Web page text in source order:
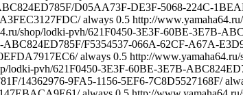
D05AA73F-DE3F-5068-224C-
always 0.5 http://
shop/lodki-pvh/621F0450-3E3F-60BE-3E7B-
F5354537-066A-62CF-A67A-
always 0.5 http://
lodki-pvh/621F0450-3E3F-60BE-3E7B-
14362976-9FA5-1156-5EF6-7C8D5527168F/